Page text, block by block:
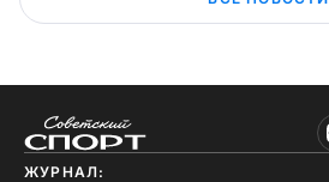
ЖУРНАЛ: